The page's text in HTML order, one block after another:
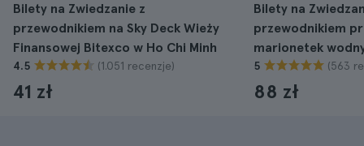
Bilety na Zwiedzanie z
przewodnikiem na Sky Deck Wieży
Finansowej Bitexco w Ho Chi Minh
4.5 (1.051 recenzje)
41 zł
Bilety na
przewodnikiem
marionetek
5 (563
88 zł